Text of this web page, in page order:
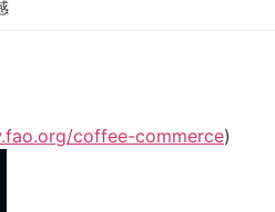
coffee-commerce)